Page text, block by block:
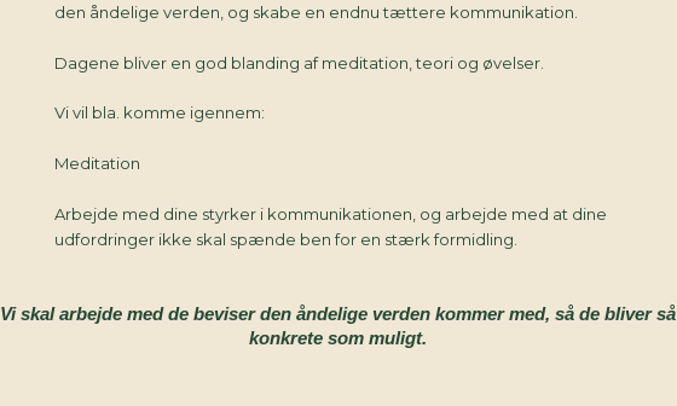
den åndelige verden, og skabe en endnu tættere kommunikation.
Dagene bliver en god blanding af meditation, teori og øvelser.
Vi vil bla. komme igennem:
Meditation
Arbejde med dine styrker i kommunikationen, og arbejde med at dine
udfordringer ikke skal spænde ben for en stærk formidling.
Vi skal arbejde med de beviser den åndelige verden kommer med, så de bliver så
konkrete som muligt.